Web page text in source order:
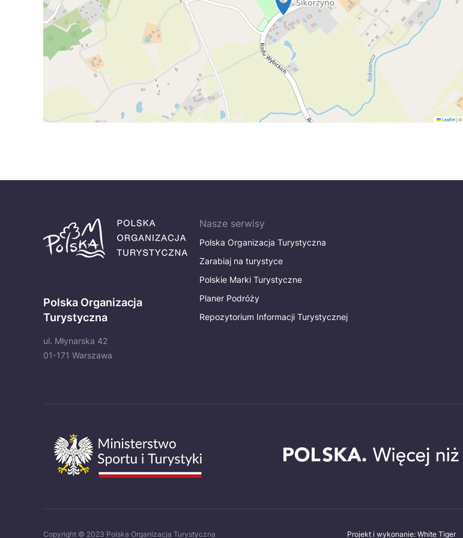
Leaflet|©
Polska Organizacja
Turystyczna
ul. Młynarska 42
01-171 Warszawa
Nasze serwisy
Polska Organizacja Turystyczna
Zarabiaj na turystyce
Polskie Marki Turystyczne
Planer Podróży
Repozytorium Informacji Turystycznej
Copyright © 2023 Polska Organizacja Turystyczna Projekt i wykonanie: White Tiger